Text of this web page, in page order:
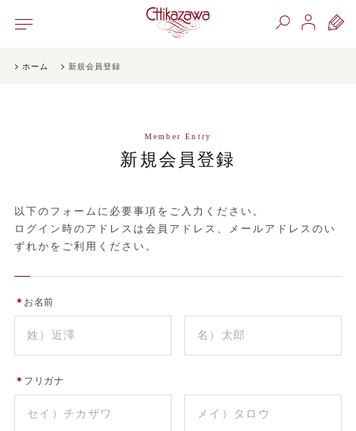
ホーム 新規会員登録
Member Entry
新規会員登録
以下のフォームに必要事項をご入力ください。
ログイン時のアドレスは会員アドレス、メールアドレスのい
ずれかをご利用ください。
＊ お名前
＊ フリガナ